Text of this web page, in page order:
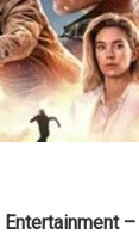
–